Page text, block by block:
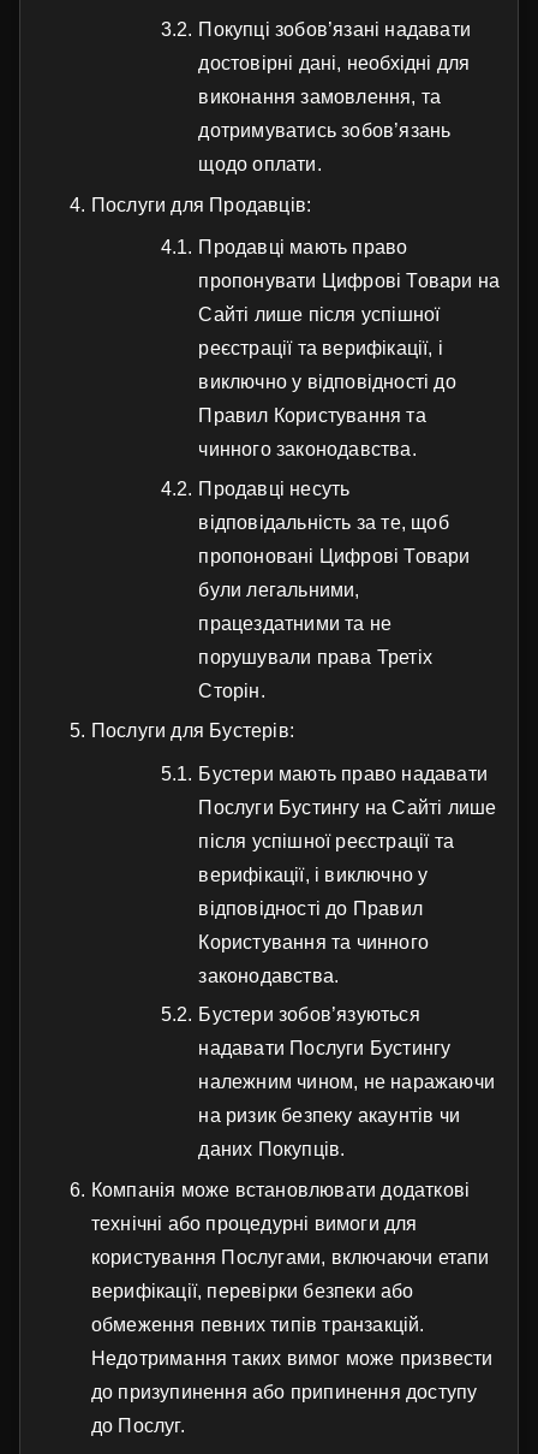
Покупці зобов’язані надавати
достовірні дані, необхідні для
виконання замовлення, та
дотримуватись зобов’язань
щодо оплати.
Послуги для Продавців:
Продавці мають право
пропонувати Цифрові Товари на
Сайті лише після успішної
реєстрації та верифікації, і
виключно у відповідності до
Правил Користування та
чинного законодавства.
Продавці несуть
відповідальність за те, щоб
пропоновані Цифрові Товари
були легальними,
працездатними та не
порушували права Третіх
Сторін.
Послуги для Бустерів:
Бустери мають право надавати
Послуги Бустингу на Сайті лише
після успішної реєстрації та
верифікації, і виключно у
відповідності до Правил
Користування та чинного
законодавства.
Бустери зобов’язуються
надавати Послуги Бустингу
належним чином, не наражаючи
на ризик безпеку акаунтів чи
даних Покупців.
Компанія може встановлювати додаткові
технічні або процедурні вимоги для
користування Послугами, включаючи етапи
верифікації, перевірки безпеки або
обмеження певних типів транзакцій.
Недотримання таких вимог може призвести
до призупинення або припинення доступу
до Послуг.